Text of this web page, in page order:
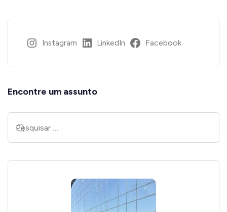
Instagram LinkedIn Facebook
Encontre um assunto